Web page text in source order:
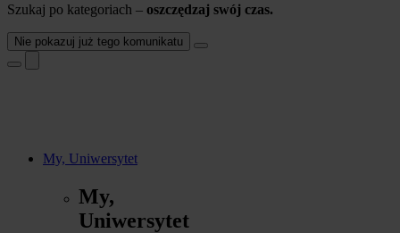
Szukaj po kategoriach – oszczędzaj swój czas.
Nie pokazuj już tego komunikatu
My, Uniwersytet
My,
Uniwersytet